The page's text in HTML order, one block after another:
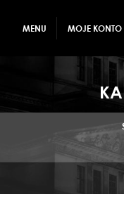
MENU MOJE KONTO
DLA DZIECI
ZALOGUJ